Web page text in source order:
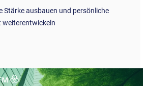
Stärke ausbauen und persönliche
weiterentwickeln